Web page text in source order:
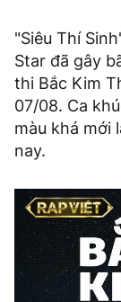
"Siêu Thí
Star đã gây
thi Bắc Kim
07/08. Ca
màu khá mới
nay.